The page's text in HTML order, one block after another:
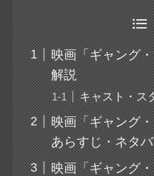
映画「ギャング
解説
キャスト・ス
映画「ギャング
あらすじ・ネタ
映画「ギャング